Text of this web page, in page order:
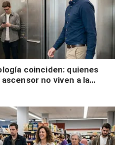
coinciden: quienes
no viven a la
social